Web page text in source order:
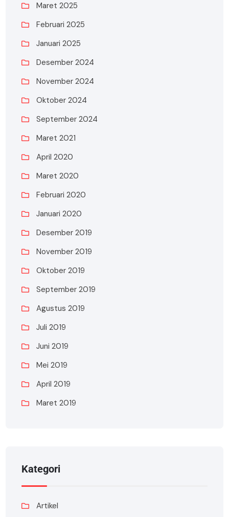
Maret 2025
Februari 2025
Januari 2025
Desember 2024
November 2024
Oktober 2024
September 2024
Maret 2021
April 2020
Maret 2020
Februari 2020
Januari 2020
Desember 2019
November 2019
Oktober 2019
September 2019
Agustus 2019
Juli 2019
Juni 2019
Mei 2019
April 2019
Maret 2019
Kategori
Artikel